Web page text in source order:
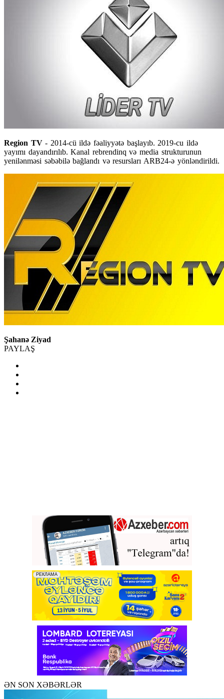
Region TV- 2014-cü ildə fəaliyyətə başlayıb. 2019-cu ildə
yayımı dayandırılıb. Kanal rebrendinq və media strukturunun
yenilənməsi səbəbilə bağlandı və resursları ARB24-ə yönləndirildi.
Şahanə Ziyad
PAYLAŞ
ƏN SON XƏBƏRLƏR